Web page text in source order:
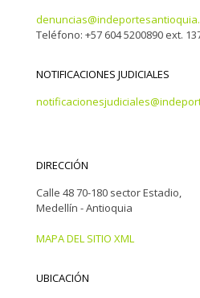
Teléfono: +57 604 5200890 ext.
NOTIFICACIONES JUDICIALES
DIRECCIÓN
Calle 48 70-180 sector Estadio,
Medellín - Antioquia
MAPA DEL SITIO XML
UBICACIÓN